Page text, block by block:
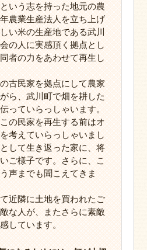
いう志を持った地元の農
農業生産法人を立ち上げ
い米の生産地である武川
の人に実感頂く拠点とし
者の力をあわせて再生し
古民家を拠点にして農家
ら、武川町で畑を耕した
っていらっしゃいます。
の民家を再生する前はオ
考えていらっしゃいまし
して生き返った家に、将
ご様子です。さらに、こ
声までも聞こえてきま
近隣に土地を買われたご
な人が、またさらに素敵
しています。